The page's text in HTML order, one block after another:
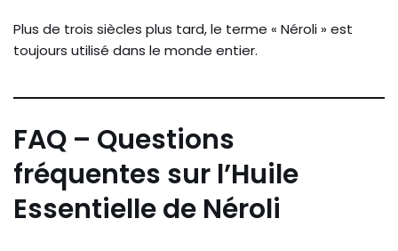
Plus de trois siècles plus tard, le terme « Néroli » est
toujours utilisé dans le monde entier.
FAQ – Questions
fréquentes sur l’Huile
Essentielle de Néroli